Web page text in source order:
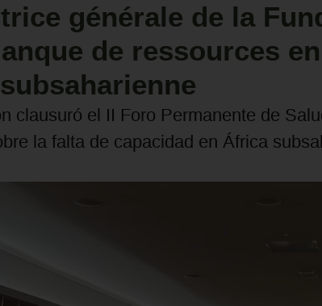
générale de la
de ressources
clausuró el II Foro Permanente de
la falta de capacidad en África